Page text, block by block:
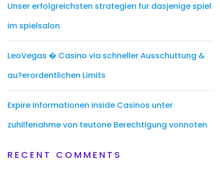
Unser erfolgreichsten strategien fur dasjenige spiel
im spielsalon
LeoVegas � Casino via schneller Ausschuttung &
au?erordentlichen Limits
Expire Informationen inside Casinos unter
zuhilfenahme von teutone Berechtigung vonnoten
RECENT COMMENTS